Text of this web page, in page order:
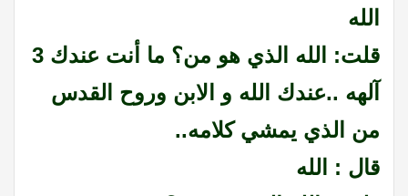
الله
قلت: الله الذي هو من؟ ما أنت عندك 3
آلهه ..عندك الله و الابن وروح القدس
من الذي يمشي كلامه..
قال : الله